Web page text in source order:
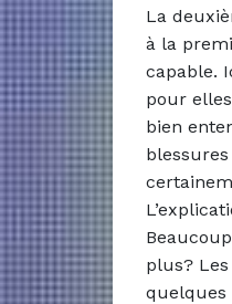
La
à la
capable.
pour
bien
plus?
quelques